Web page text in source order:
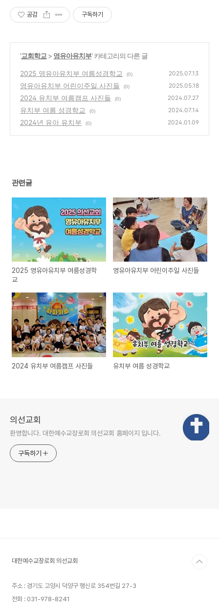
공감 구독하기
'교회학교 > 영유아유치부' 카테고리의 다른 글
2025 영유아유치부 여름성경학교 (0) 2025.07.13
영유아유치부 어린이주일 사진들 (0) 2025.05.18
2024 유치부 여름캠프 사진들 (0) 2024.07.27
유치부 여름 성경학교 (0) 2024.07.14
2024년 유아 유치부 (0) 2024.01.09
관련글
2025 영유아유치부 여름성경학
교
영유아유치부 어린이주일 사진들
2024 유치부 여름캠프 사진들 유치부 여름 성경학교
의선교회
환영합니다. 대한예수교장로회 의선교회 홈페이지 입니다.
구독하기
대한예수교장로회 의선교회
주소 : 경기도 고양시 덕양구 행신로 354번길 27-3
전화 : 031-978-8241